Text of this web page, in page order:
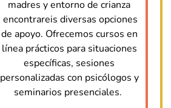
madres y entorno de crianza
encontrareis diversas opciones
de apoyo. Ofrecemos cursos en
línea prácticos para situaciones
específicas, sesiones
personalizadas con psicólogos y
seminarios presenciales.